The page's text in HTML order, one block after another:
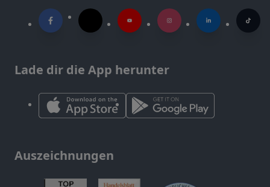
Lade dir die App herunter
Auszeichnungen